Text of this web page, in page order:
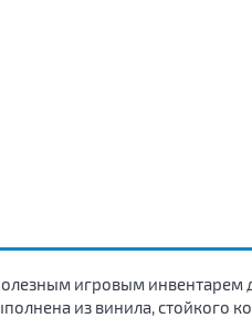
игровым инвентарем
из винила, стойкого